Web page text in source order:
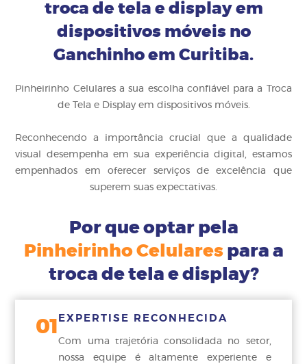
troca de tela e display em
dispositivos móveis no
Ganchinho em Curitiba.
Pinheirinho Celulares a sua escolha confiável para a Troca
de Tela e Display em dispositivos móveis.
Reconhecendo a importância crucial que a qualidade
visual desempenha em sua experiência digital, estamos
empenhados em oferecer serviços de excelência que
superem suas expectativas.
Por que optar pela
Pinheirinho Celularespara a
troca de tela e display?
01 EXPERTISE RECONHECIDA
Com uma trajetória consolidada no setor,
nossa equipe é altamente experiente e